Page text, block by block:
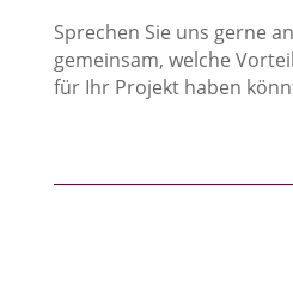
Sprechen Sie uns gerne
gemeinsam, welche
für Ihr Projekt haben